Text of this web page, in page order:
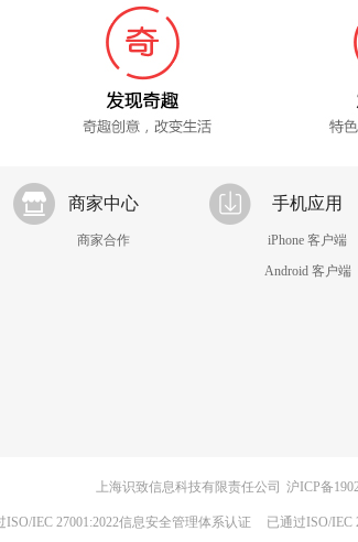
商家中心
商家合作
手机应用
iPhone 客户端
Android 客户端
上海识致信息科技有限责任公司 沪ICP备
ISO/IEC 27001:2022信息安全管理体系认证 已通过ISO/IEC